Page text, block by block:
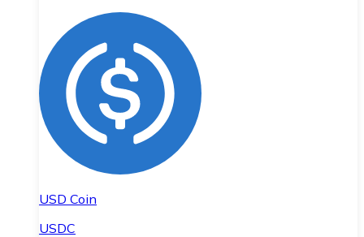
USD Coin
USDC